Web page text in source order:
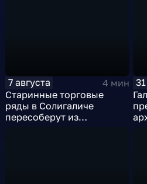
7 августа
4 мин
Старинные торговые
ряды в Солигаличе
пересоберут из